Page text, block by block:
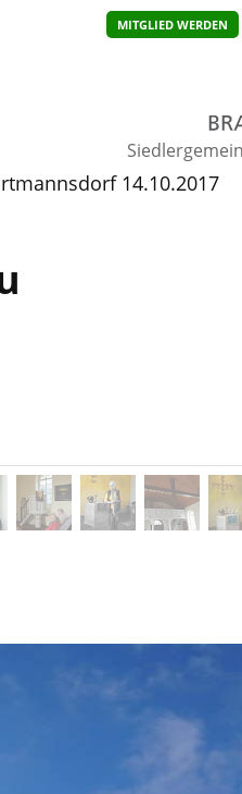
MITGLIED WERDEN
14.10.2017